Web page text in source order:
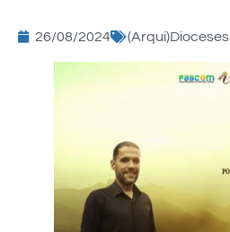
26/08/2024 (Arqui)Dioceses